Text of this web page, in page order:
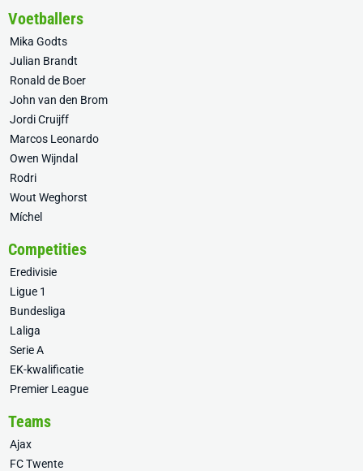
Voetballers
Mika Godts
Julian Brandt
Ronald de Boer
John van den Brom
Jordi Cruijff
Marcos Leonardo
Owen Wijndal
Rodri
Wout Weghorst
Míchel
Competities
Eredivisie
Ligue 1
Bundesliga
Laliga
Serie A
EK-kwalificatie
Premier League
Teams
Ajax
FC Twente